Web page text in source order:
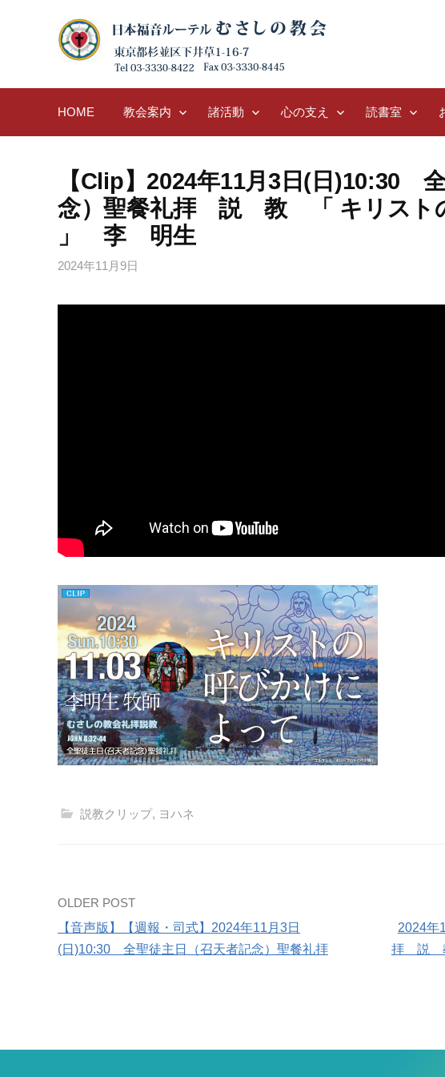
HOME 教会案内 諸活動 心の支え 読書室
【Clip】2024年11月3日(日)10:30
念）聖餐礼拝 説 教 「 キリスト
」 李 明生
2024年11月9日
説教クリップ, ヨハネ
Post
navigation
OLDER POST
【音声版】【週報・司式】2024年11月3日
(日)10:30 全聖徒主日（召天者記念）聖餐礼拝
2024年
拝 説